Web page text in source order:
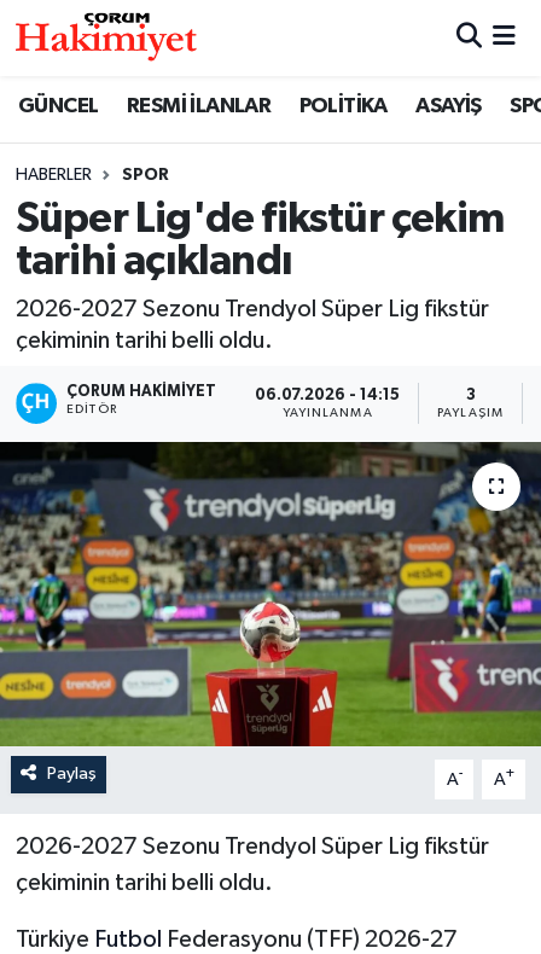
GÜNCEL RESMİ İLANLAR POLİTİKA ASAYİŞ
HABERLER SPOR
Süper Lig'de fikstür çekim
tarihi açıklandı
2026-2027 Sezonu Trendyol Süper Lig fikstür
çekiminin tarihi belli oldu.
ÇORUM HAKIMIYET
EDITÖR
06.07.2026 - 14:15
YAYINLANMA
3
PAYLAŞIM
Paylaş A- A+
2026-2027 Sezonu Trendyol Süper Lig fikstür
çekiminin tarihi belli oldu.
Türkiye Futbol
Federasyonu (TFF) 2026-27
SAĞLIK
ASAYİŞ
EKONOMİ
GÜNCEL
AKTÜEL
EĞİTİM
İLÇELER
OTOPARK
Nöbetçi Eczaneler
Çorum Namaz Vakitleri
Trafik Durumu
Süper Lig Puan Durumu ve Fikstür
Tüm Manşetler
Son Dakika Haberleri
Haber Arşivi